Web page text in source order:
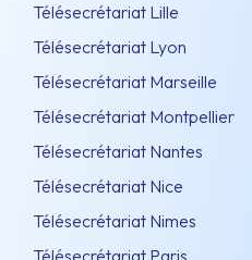
Télésecrétariat Lille
Télésecrétariat Lyon
Télésecrétariat Marseille
Télésecrétariat Montpellier
Télésecrétariat Nantes
Télésecrétariat Nice
Télésecrétariat Nimes